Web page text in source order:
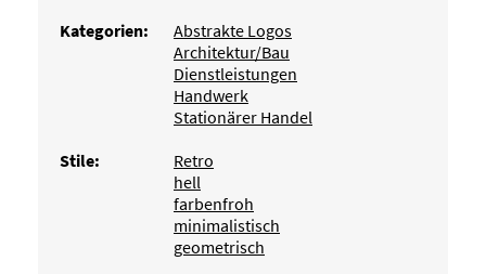
Kategorien:
Abstrakte Logos
Architektur/Bau
Dienstleistungen
Handwerk
Stationärer Handel
Stile:
Retro
hell
farbenfroh
minimalistisch
geometrisch